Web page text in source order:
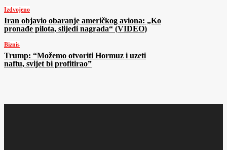
Izdvojeno
Iran objavio obaranje američkog aviona: „Ko
pronađe pilota, slijedi nagrada“ (VIDEO)
Biznis
Trump: “Možemo otvoriti Hormuz i uzeti
naftu, svijet bi profitirao”